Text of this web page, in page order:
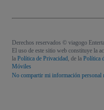
Derechos reservados © viagogo
El uso de este sitio web constituye la
la Política de Privacidad, de la Política
Móviles
No compartir mi información personal